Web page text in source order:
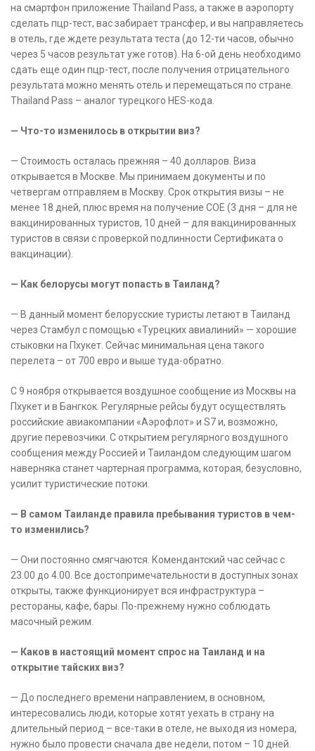
на смартфон приложение Thailand Pass, а также в аэропорту
сделать пцр-тест, вас забирает трансфер, и вы направляетесь
в отель, где ждете результата теста (до 12-ти часов, обычно
через 5 часов результат уже готов). На 6-ой день необходимо
сдать еще один пцр-тест, после получения отрицательного
результата можно менять отель и перемещаться по стране.
Thailand Pass – аналог турецкого HES-кода.
— Что-то изменилось в открытии виз?
— Стоимость осталась прежняя – 40 долларов. Виза
открывается в Москве. Мы принимаем документы и по
четвергам отправляем в Москву. Срок открытия визы – не
менее 18 дней, плюс время на получение СОЕ (3 дня – для не
вакцинированных туристов, 10 дней – для вакцинированных
туристов в связи с проверкой подлинности Сертификата о
вакцинации).
— Как белорусы могут попасть в Таиланд?
— В данный момент белорусские туристы летают в Таиланд
через Стамбул с помощью «Турецких авиалиний» — хорошие
стыковки на Пхукет. Сейчас минимальная цена такого
перелета – от 700 евро и выше туда-обратно.
С 9 ноября открывается воздушное сообщение из Москвы на
Пхукет и в Бангкок. Регулярные рейсы будут осуществлять
российские авиакомпании «Аэрофлот» и S7 и, возможно,
другие перевозчики. С открытием регулярного воздушного
сообщения между Россией и Таиландом следующим шагом
наверняка станет чартерная программа, которая, безусловно,
усилит туристические потоки.
— В самом Таиланде правила пребывания туристов в чем-
то изменились?
— Они постоянно смягчаются. Комендантский час сейчас с
23.00 до 4.00. Все достопримечательности в доступных зонах
открыты, также функционирует вся инфраструктура –
рестораны, кафе, бары. По-прежнему нужно соблюдать
масочный режим.
— Каков в настоящий момент спрос на Таиланд и на
открытие тайских виз?
— До последнего времени направлением, в основном,
интересовались люди, которые хотят уехать в страну на
длительный период – все-таки в отеле, не выходя из номера,
нужно было провести сначала две недели, потом – 10 дней.